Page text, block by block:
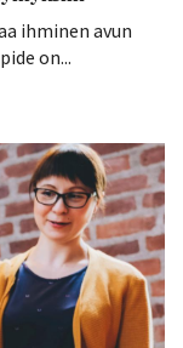
ihminen avun
on...